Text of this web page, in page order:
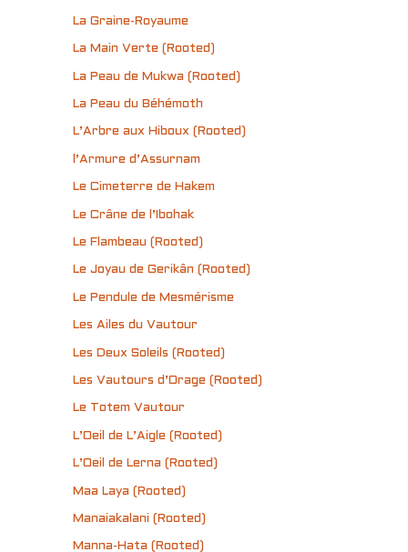
La Graine-Royaume
La Main Verte (Rooted)
La Peau de Mukwa (Rooted)
La Peau du Béhémoth
L’Arbre aux Hiboux (Rooted)
l’Armure d’Assurnam
Le Cimeterre de Hakem
Le Crâne de l’Ibohak
Le Flambeau (Rooted)
Le Joyau de Gerikân (Rooted)
Le Pendule de Mesmérisme
Les Ailes du Vautour
Les Deux Soleils (Rooted)
Les Vautours d’Orage (Rooted)
Le Totem Vautour
L’Oeil de L’Aigle (Rooted)
L’Oeil de Lerna (Rooted)
Maa Laya (Rooted)
Manaiakalani (Rooted)
Manna-Hata (Rooted)